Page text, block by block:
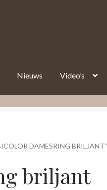
Nieuws Video’s
DAMESRING BRILJANT”
briljant